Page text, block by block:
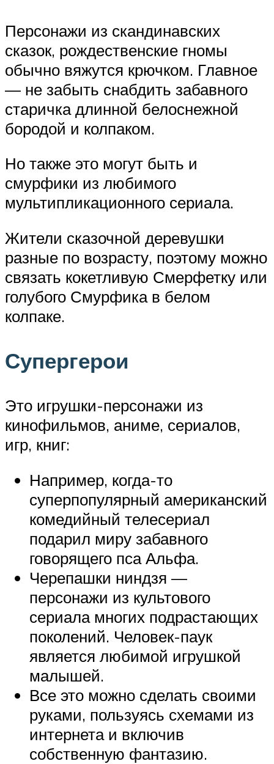
Персонажи из скандинавских
сказок, рождественские гномы
обычно вяжутся крючком. Главное
— не забыть снабдить забавного
старичка длинной белоснежной
бородой и колпаком.
Но также это могут быть и
смурфики из любимого
мультипликационного сериала.
Жители сказочной деревушки
разные по возрасту, поэтому можно
связать кокетливую Смерфетку или
голубого Смурфика в белом
колпаке.
Супергерои
Это игрушки-персонажи из
кинофильмов, аниме, сериалов,
игр, книг:
Например, когда-то
суперпопулярный американский
комедийный телесериал
подарил миру забавного
говорящего пса Альфа.
Черепашки ниндзя —
персонажи из культового
сериала многих подрастающих
поколений. Человек-паук
является любимой игрушкой
малышей.
Все это можно сделать своими
руками, пользуясь схемами из
интернета и включив
собственную фантазию.